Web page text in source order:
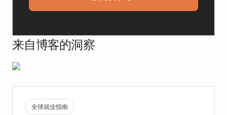
来自博客的洞察
全球就业指南